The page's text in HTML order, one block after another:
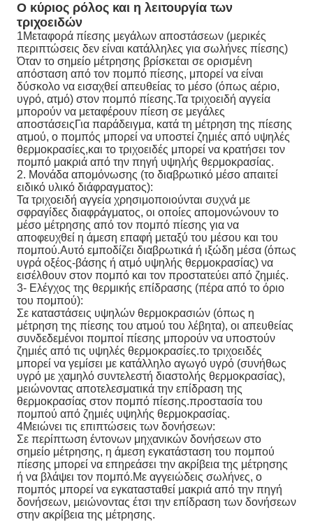
Ο κύριος ρόλος και η λειτουργία των
τριχοειδών
1Μεταφορά πίεσης μεγάλων αποστάσεων (μερικές
περιπτώσεις δεν είναι κατάλληλες για σωλήνες πίεσης)
Όταν το σημείο μέτρησης βρίσκεται σε ορισμένη
απόσταση από τον πομπό πίεσης, μπορεί να είναι
δύσκολο να εισαχθεί απευθείας το μέσο (όπως αέριο,
υγρό, ατμό) στον πομπό πίεσης.Τα τριχοειδή αγγεία
μπορούν να μεταφέρουν πίεση σε μεγάλες
αποστάσειςΓια παράδειγμα, κατά τη μέτρηση της πίεσης
ατμού, ο πομπός μπορεί να υποστεί ζημιές από υψηλές
θερμοκρασίες,και το τριχοειδές μπορεί να κρατήσει τον
πομπό μακριά από την πηγή υψηλής θερμοκρασίας.
2. Μονάδα απομόνωσης (το διαβρωτικό μέσο απαιτεί
ειδικό υλικό διάφραγματος):
Τα τριχοειδή αγγεία χρησιμοποιούνται συχνά με
σφραγίδες διαφράγματος, οι οποίες απομονώνουν το
μέσο μέτρησης από τον πομπό πίεσης για να
αποφευχθεί η άμεση επαφή μεταξύ του μέσου και του
πομπού.Αυτό εμποδίζει διαβρωτικά ή ιξώδη μέσα (όπως
υγρά οξέος-βάσης ή ατμό υψηλής θερμοκρασίας) να
εισέλθουν στον πομπό και τον προστατεύει από ζημιές.
3- Ελέγχος της θερμικής επίδρασης (πέρα από το όριο
του πομπού):
Σε καταστάσεις υψηλών θερμοκρασιών (όπως η
μέτρηση της πίεσης του ατμού του λέβητα), οι απευθείας
συνδεδεμένοι πομποί πίεσης μπορούν να υποστούν
ζημιές από τις υψηλές θερμοκρασίες.το τριχοειδές
μπορεί να γεμίσει με κατάλληλο αγωγό υγρό (συνήθως
υγρό με χαμηλό συντελεστή διαστολής θερμοκρασίας),
μειώνοντας αποτελεσματικά την επίδραση της
θερμοκρασίας στον πομπό πίεσης.προστασία του
πομπού από ζημιές υψηλής θερμοκρασίας.
4Μειώνει τις επιπτώσεις των δονήσεων:
Σε περίπτωση έντονων μηχανικών δονήσεων στο
σημείο μέτρησης, η άμεση εγκατάσταση του πομπού
πίεσης μπορεί να επηρεάσει την ακρίβεια της μέτρησης
ή να βλάψει τον πομπό.Με αγγειώδεις σωλήνες, ο
πομπός μπορεί να εγκατασταθεί μακριά από την πηγή
δονήσεων, μειώνοντας έτσι την επίδραση των δονήσεων
στην ακρίβεια της μέτρησης.